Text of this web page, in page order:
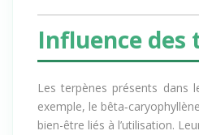
Influence des
Les terpènes présents dans
exemple, le
bien-être liés à l’utilisation.